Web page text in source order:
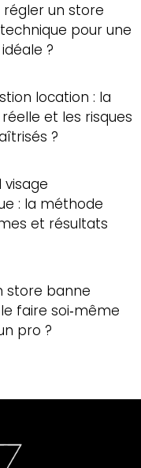
un store
pour une
?
location : la
et les risques
?
visage
: la méthode
et résultats
store banne
faire soi‑même
pro ?